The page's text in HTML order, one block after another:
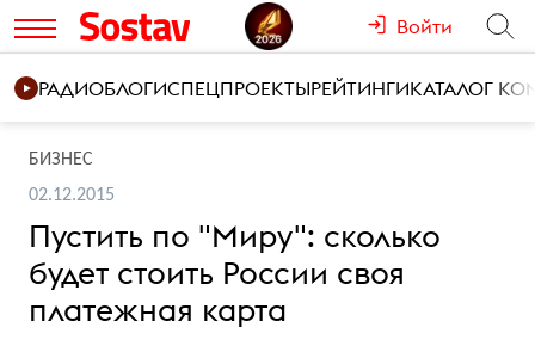
Войти
РАДИОБЛОГИСПЕЦПРОЕКТЫРЕЙТИНГИКАТАЛОГ
БИЗНЕС
02.12.2015
Пустить по "Миру": сколько
будет стоить России своя
платежная карта